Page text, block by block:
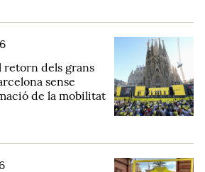
retorn dels grans
sense
de la mobilitat